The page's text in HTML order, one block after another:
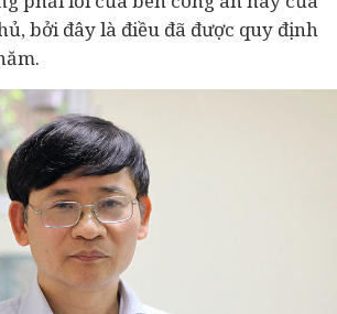
bởi đây là điều đã được quy định